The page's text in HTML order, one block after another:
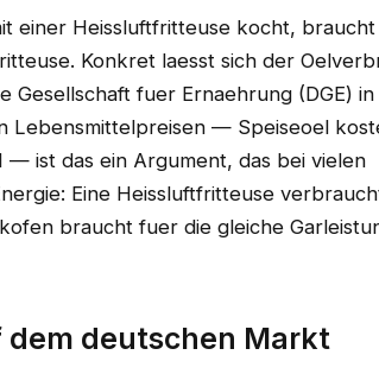
einer Heissluftfritteuse kocht, braucht
Konkret laesst sich der
Gesellschaft fuer Ernaehrung (DGE)
Lebensmittelpreisen — Speiseoel
ist das ein Argument, das bei vielen
Eine Heissluftfritteuse
braucht fuer die gleiche
deutschen Markt